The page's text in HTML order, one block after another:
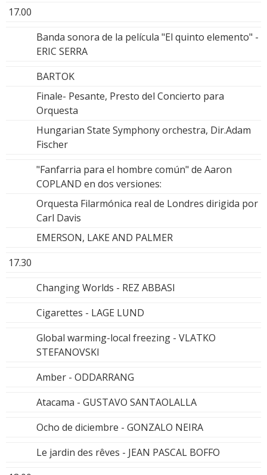
17.00
Banda sonora de la película "El quinto elemento" -
ERIC SERRA
BARTOK
Finale- Pesante, Presto del Concierto para
Orquesta
Hungarian State Symphony orchestra, Dir.Adam
Fischer
"Fanfarria para el hombre común" de Aaron
COPLAND en dos versiones:
Orquesta Filarmónica real de Londres dirigida por
Carl Davis
EMERSON, LAKE AND PALMER
17.30
Changing Worlds - REZ ABBASI
Cigarettes - LAGE LUND
Global warming-local freezing - VLATKO
STEFANOVSKI
Amber - ODDARRANG
Atacama - GUSTAVO SANTAOLALLA
Ocho de diciembre - GONZALO NEIRA
Le jardin des rêves - JEAN PASCAL BOFFO